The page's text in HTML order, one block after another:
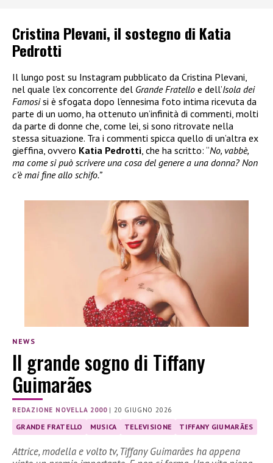
Cristina Plevani, il sostegno di Katia
Pedrotti
Il lungo post su Instagram pubblicato da Cristina Plevani,
nel quale l’ex concorrente del Grande Fratello e dell’Isola dei
Famosisi è sfogata dopo l’ennesima foto intima ricevuta da
parte di un uomo, ha ottenuto un’infinità di commenti, molti
da parte di donne che, come lei, si sono ritrovate nella
stessa situazione. Tra i commenti spicca quello di un’altra ex
gieffina, ovvero Katia Pedrotti, che ha scritto: “No, vabbè,
ma come si può scrivere una cosa del genere a una donna? Non
c’è mai fine allo schifo.”
NEWS
Il grande sogno di Tiffany
Guimarães
REDAZIONE NOVELLA 2000|20 GIUGNO 2026
GRANDE FRATELLO MUSICA TELEVISIONE TIFFANY GIUMARÃES
Attrice, modella e volto tv, Tiffany Guimarães ha appena